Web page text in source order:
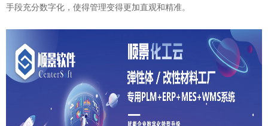
手段充分数字化，使得管理变得更加直观和精准。